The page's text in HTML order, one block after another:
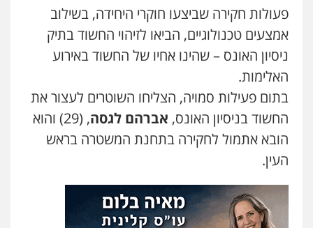
עו"ד אילן אלימלך
פלילי פשיעה חמורה תעבורה אסירים
0522992110
עו"ד שאדי נאטור
פלילי פשיעה חמורה מעצרים וחקירות
0509230800
0506217771
פעולות חקירה שביצעו חוקרי היחידה, בשילוב
אמצעים טכנולוגיים, הביאו לזיהוי החשוד בתיק
ניסיון האונס – שהינו אחיו של החשוד באירוע
האלימות.
בתום פעילות סמויה, הצליחו השוטרים לעצור את
החשוד בניסיון האונס, אברהם לגסה
, (29) והוא
הובא אתמול לחקירה בתחנת המשטרה בראש
העין.